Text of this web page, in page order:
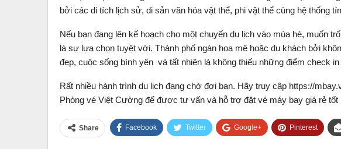
bởi các di tích lịch sử, di sản văn hóa vật thể, phi vật thể cùng hệ thống
Nếu bạn đang lên kế hoạch cho một chuyến du lịch vào mùa hè, muốn
là sự lựa chọn tuyệt vời. Thành phố ngàn hoa mê hoặc du khách bởi
đẹp, cuộc sống bình yên và tất nhiên là không thiếu những điểm check
Rất nhiều hành trình du lịch đang chờ đợi bạn. Hãy truy cập https://
Phòng vé Việt Cường để được tư vấn và hỗ trợ đặt vé máy bay giá rẻ tốt
Share Facebook Twitter Google+ Pinterest